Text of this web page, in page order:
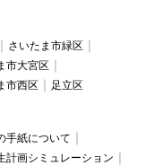
さいたま市緑区
市大宮区
市西区 足立区
手紙について
計画シミュレーション